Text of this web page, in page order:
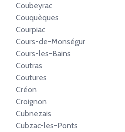
Coubeyrac
Couquèques
Courpiac
Cours-de-Monségur
Cours-les-Bains
Coutras
Coutures
Créon
Croignon
Cubnezais
Cubzac-les-Ponts